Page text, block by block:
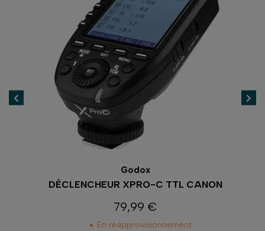
Godox
DÉCLENCHEUR XPRO-C TTL CANON
Prix
79,99 €
En réapprovisionnement